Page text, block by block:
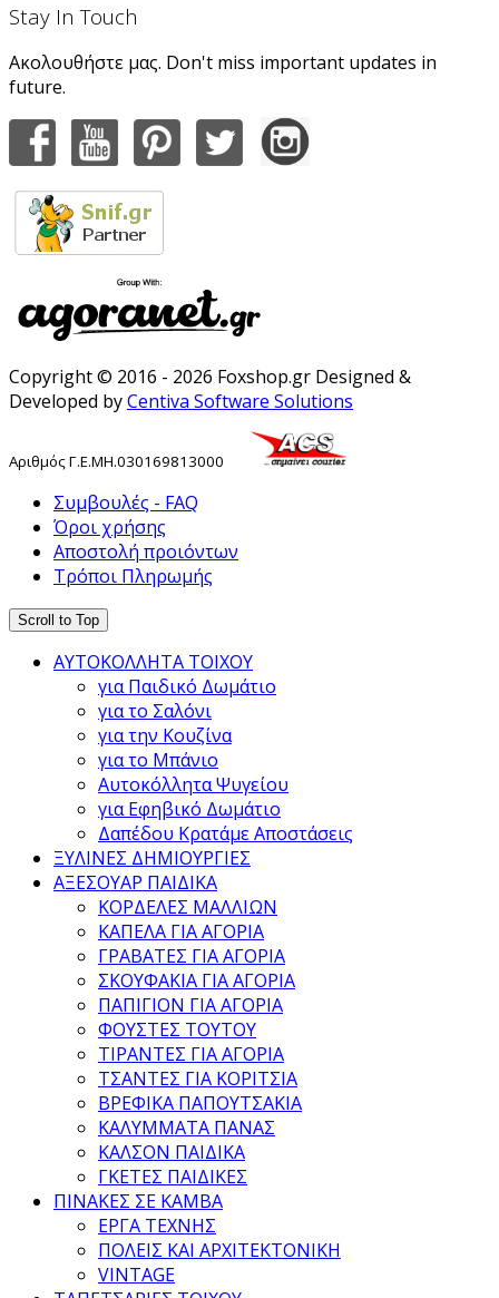
Stay In Touch
Ακολουθήστε μας. Don't miss important updates in
future.
Copyright © 2016 - 2026 Foxshop.gr Designed &
Developed byCentiva Software Solutions
ΑριθμόςΓ.Ε.ΜΗ.030169813000
Συμβουλές - FAQ
Όροι χρήσης
Αποστολή προιόντων
Τρόποι Πληρωμής
Scroll to Top
ΑΥΤΟΚΟΛΛΗΤΑ ΤΟΙΧΟΥ
για Παιδικό Δωμάτιο
για το Σαλόνι
για την Κουζίνα
για το Μπάνιο
Αυτοκόλλητα Ψυγείου
για Εφηβικό Δωμάτιο
Δαπέδου Κρατάμε Αποστάσεις
ΞΥΛΙΝΕΣ ΔΗΜΙΟΥΡΓΙΕΣ
ΑΞΕΣΟΥΑΡ ΠΑΙΔΙΚΑ
ΚΟΡΔΕΛΕΣ ΜΑΛΛΙΩΝ
ΚΑΠΕΛΑ ΓΙΑ ΑΓΟΡΙΑ
ΓΡΑΒΑΤΕΣ ΓΙΑ ΑΓΟΡΙΑ
ΣΚΟΥΦΑΚΙΑ ΓΙΑ ΑΓΟΡΙΑ
ΠΑΠΙΓΙΟΝ ΓΙΑ ΑΓΟΡΙΑ
ΦΟΥΣΤΕΣ ΤΟΥΤΟΥ
ΤΙΡΑΝΤΕΣ ΓΙΑ ΑΓΟΡΙΑ
ΤΣΑΝΤΕΣ ΓΙΑ ΚΟΡΙΤΣΙΑ
ΒΡΕΦΙΚΑ ΠΑΠΟΥΤΣΑΚΙΑ
ΚΑΛΥΜΜΑΤΑ ΠΑΝΑΣ
ΚΑΛΣΟΝ ΠΑΙΔΙΚΑ
ΓΚΕΤΕΣ ΠΑΙΔΙΚΕΣ
ΠΙΝΑΚΕΣ ΣΕ ΚΑΜΒΑ
ΕΡΓΑ ΤΕΧΝΗΣ
ΠΟΛΕΙΣ ΚΑΙ ΑΡΧΙΤΕΚΤΟΝΙΚΗ
VINTAGE